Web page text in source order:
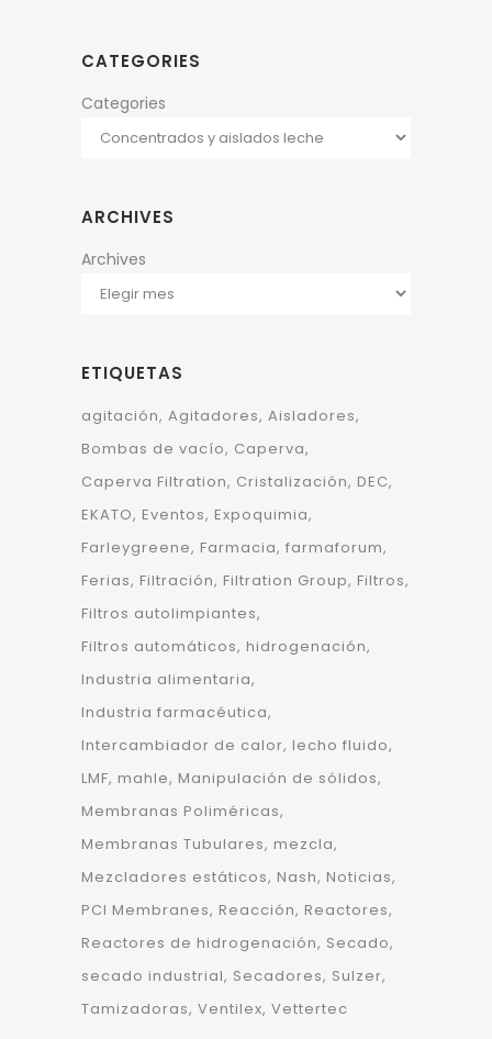
CATEGORIES
Categories
ARCHIVES
Archives
ETIQUETAS
agitación Agitadores Aisladores
Bombas de vacío Caperva
Caperva Filtration Cristalización DEC
EKATO Eventos Expoquimia
Farleygreene Farmacia farmaforum
Ferias Filtración Filtration Group Filtros
Filtros autolimpiantes
Filtros automáticos hidrogenación
Industria alimentaria
Industria farmacéutica
Intercambiador de calor lecho fluido
LMF mahle Manipulación de sólidos
Membranas Poliméricas
Membranas Tubulares mezcla
Mezcladores estáticos Nash Noticias
PCI Membranes Reacción Reactores
Reactores de hidrogenación Secado
secado industrial Secadores Sulzer
Tamizadoras Ventilex Vettertec